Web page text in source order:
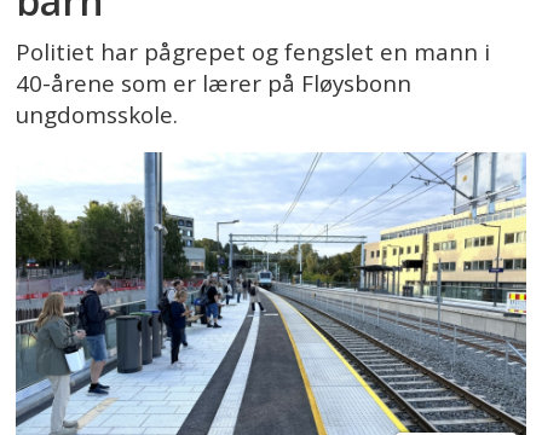
Politiet har pågrepet og fengslet en mann i
40-årene som er lærer på Fløysbonn
ungdomsskole.